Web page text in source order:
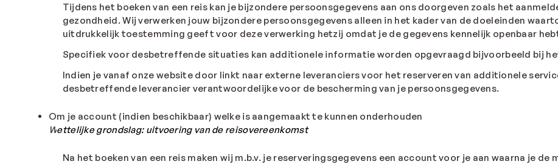
Tijdens het boeken van een reis kan je bijzondere persoonsgegevens aan ons doorgeven zoals het
gezondheid. Wij verwerken jouw bijzondere persoonsgegevens alleen in het kader van de doeleinden
uitdrukkelijk toestemming geeft voor deze verwerking hetzij omdat je de gegevens kennelijk openbaar
Specifiek voor desbetreffende situaties kan additionele informatie worden opgevraagd bijvoorbeeld bij
Indien je vanaf onze website door linkt naar externe leveranciers voor het reserveren van additionele
desbetreffende leverancier verantwoordelijke voor de bescherming van je persoonsgegevens.
Om je account (indien beschikbaar) welke is aangemaakt te kunnen onderhouden
Wettelijke grondslag: uitvoering van de reisovereenkomst
Na het boeken van een reis maken wij m.b.v. je reserveringsgegevens een account voor je aan waarna je